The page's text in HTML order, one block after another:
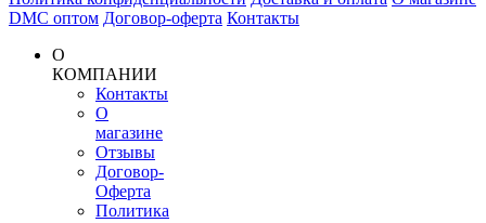
DMC оптом Договор-оферта Контакты
О
КОМПАНИИ
Контакты
О
магазине
Отзывы
Договор-
Оферта
Политика